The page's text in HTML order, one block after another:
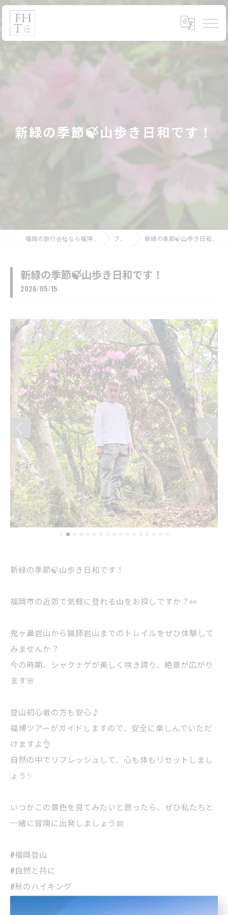
新緑の季節🍃山歩き日和です！
ブログ 新緑の季節🍃山歩き日和です！
新緑の季節🍃山歩き日和です！
2026/05/15
新緑の季節🍃山歩き日和です！
福岡市の近郊で気軽に登れる山をお探しですか？👀
鬼ヶ鼻岩山から猟師岩山までのトレイルをぜひ体験して
みませんか？
今の時期、シャクナゲが美しく咲き誇り、絶景が広がり
ます🌸
登山初心者の方も安心♪
福博ツアーがガイドしますので、安全に楽しんでいただ
けますよ👌
自然の中でリフレッシュして、心も体もリセットしまし
ょう✨
いつかこの景色を見てみたいと思ったら、ぜひ私たちと
一緒に冒険に出発しましょう📅
#福岡登山
#自然と共に
#秋のハイキング